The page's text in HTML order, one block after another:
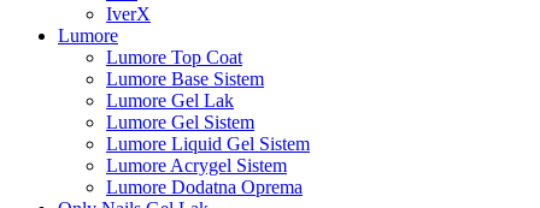
IverX
Lumore
Lumore Top Coat
Lumore Base Sistem
Lumore Gel Lak
Lumore Gel Sistem
Lumore Liquid Gel Sistem
Lumore Acrygel Sistem
Lumore Dodatna Oprema